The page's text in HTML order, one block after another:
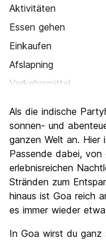
Aktivitäten
Essen gehen
Einkaufen
Afslapning
Verkehrsmittel
Kultur
Nachtleben / Party
Preis-
Als die indische
sonnen- und
ganzen Welt an. Hier
Passende dabei, von
erlebnisreichen
Stränden zum
hinaus ist Goa reich
es immer wieder
In Goa wirst du ganz